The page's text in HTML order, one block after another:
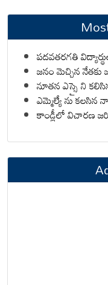
పదవతరగతి
జనం మెచ్చిన నేతకు
నూతన ఎస్సై ని
ఎమ్మెల్యే ను
కాండ్లీలో విచారణ